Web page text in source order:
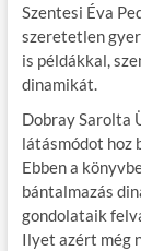
Szentesi Éva
szeretetlen
is példákkal,
dinamikát.
Dobray Sarolta
látásmódot hoz
Ebben a
bántalmazás
gondolataik
Ilyet azért még